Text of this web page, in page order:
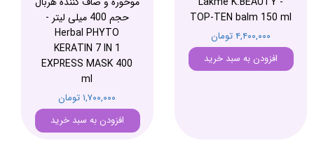
TOP-TEN balm 150 ml
۴,۴۰۰,۰۰۰ تومان
افزودن به سبد خرید
حجم 400 میلی لیتر -
Herbal PHYTO
KERATIN 7 IN 1
EXPRESS MASK 400
ml
۱,۷۰۰,۰۰۰ تومان
افزودن به سبد خرید